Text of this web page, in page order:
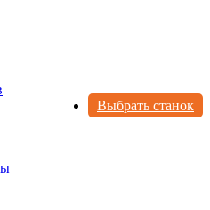
Выбрать станок